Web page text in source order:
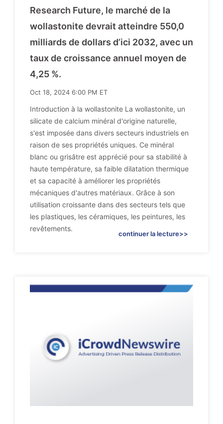
Research Future, le marché de la
wollastonite devrait atteindre 550,0
milliards de dollars d’ici 2032, avec un
taux de croissance annuel moyen de
4,25 %.
Oct 18, 2024 6:00 PM ET
Introduction à la wollastonite La wollastonite, un
silicate de calcium minéral d'origine naturelle,
s'est imposée dans divers secteurs industriels en
raison de ses propriétés uniques. Ce minéral
blanc ou grisâtre est apprécié pour sa stabilité à
haute température, sa faible dilatation thermique
et sa capacité à améliorer les propriétés
mécaniques d'autres matériaux. Grâce à son
utilisation croissante dans des secteurs tels que
les plastiques, les céramiques, les peintures, les
revêtements.
continuer la lecture>>